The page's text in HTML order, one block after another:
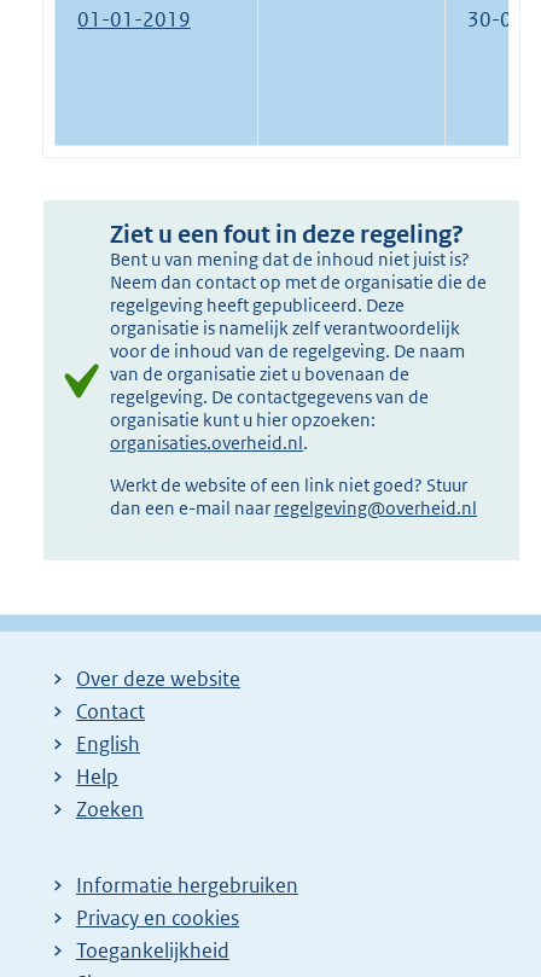
01-01-2019 30-01-
Ziet u een fout in deze regeling?
Bent u van mening dat de inhoud niet juist is?
Neem dan contact op met de organisatie die de
regelgeving heeft gepubliceerd. Deze
organisatie is namelijk zelf verantwoordelijk
voor de inhoud van de regelgeving. De naam
van de organisatie ziet u bovenaan de
regelgeving. De contactgegevens van de
organisatie kunt u hier opzoeken:
organisaties.overheid.nl.
Werkt de website of een link niet goed? Stuur
dan een e-mail naar regelgeving@overheid.nl
Over deze website
Contact
English
Help
Zoeken
Informatie hergebruiken
Privacy en cookies
Toegankelijkheid